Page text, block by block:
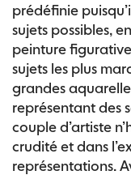
prédéfinie
sujets possibles,
peinture
sujets les plus
grandes
représentant des
couple d’artiste
crudité et dans
représentations.